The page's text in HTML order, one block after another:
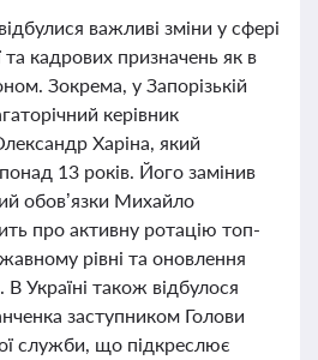
важливі зміни у сфері
та кадрових призначень як в
Зокрема, у Запорізькій
керівник
Харіна, який
13 років. Його замінив
обов’язки Михайло
про активну ротацію топ-
рівні та оновлення
В Україні також відбулося
заступником Голови
служби, що підкреслює